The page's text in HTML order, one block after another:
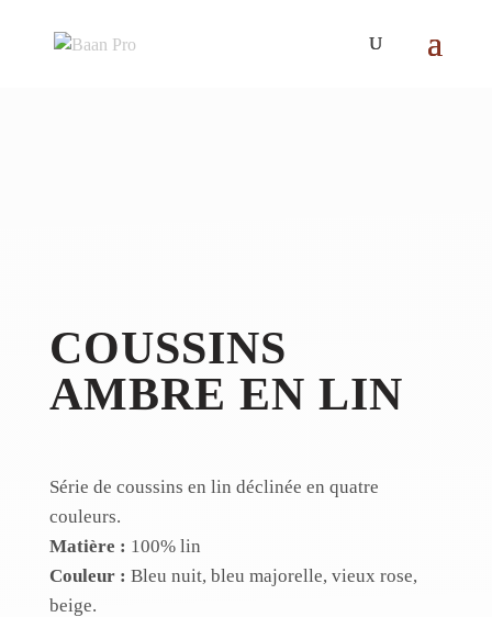
COUSSINS
AMBRE EN LIN
Série de coussins en lin déclinée en quatre
couleurs.
Matière : 100% lin
Couleur : Bleu nuit, bleu majorelle, vieux rose,
beige.